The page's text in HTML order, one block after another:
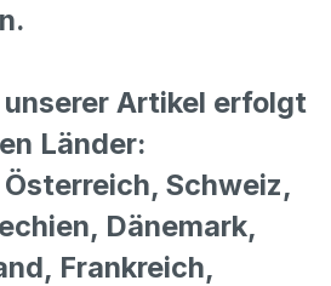
Artikel erfolgt
Länder:
Schweiz,
Dänemark,
Frankreich,